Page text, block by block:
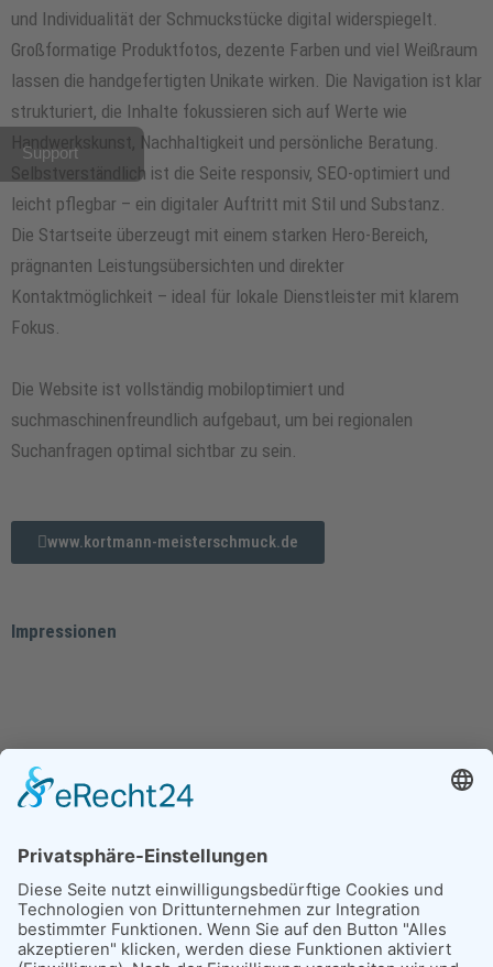
und Individualität der Schmuckstücke digital widerspiegelt.
Großformatige Produktfotos, dezente Farben und viel Weißraum
lassen die handgefertigten Unikate wirken. Die Navigation ist klar
strukturiert, die Inhalte fokussieren sich auf Werte wie
Handwerkskunst, Nachhaltigkeit und persönliche Beratung.
Selbstverständlich ist die Seite responsiv, SEO-optimiert und
leicht pflegbar – ein digitaler Auftritt mit Stil und Substanz.
Die Startseite überzeugt mit einem starken Hero-Bereich,
prägnanten Leistungsübersichten und direkter
Kontaktmöglichkeit – ideal für lokale Dienstleister mit klarem
Fokus.
Die Website ist vollständig mobiloptimiert und
suchmaschinenfreundlich aufgebaut, um bei regionalen
Suchanfragen optimal sichtbar zu sein.
www.kortmann-meisterschmuck.de
Impressionen
Support